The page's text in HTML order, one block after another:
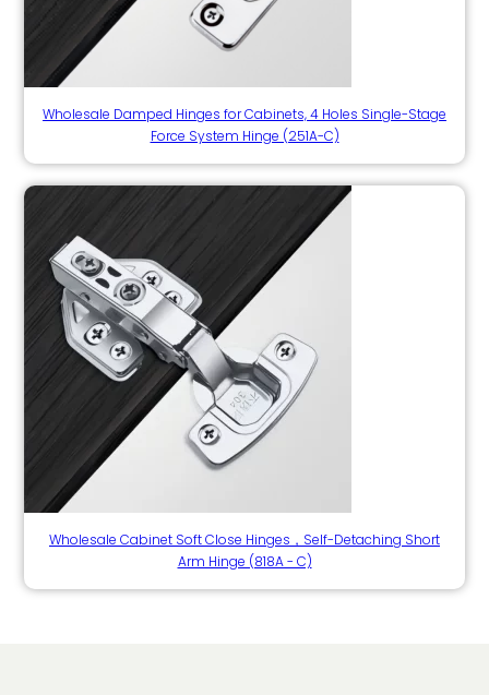
Wholesale Damped Hinges for Cabinets, 4 Holes Single-Stage
Force System Hinge (251A-C)
Wholesale Cabinet Soft Close Hinges，Self-Detaching Short
Arm Hinge (818A - C)